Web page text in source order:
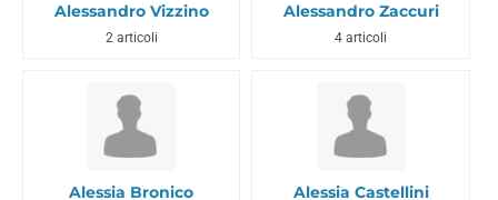
Alessandro Vizzino
2 articoli
Alessandro Zaccuri
4 articoli
Alessia Bronico Alessia Castellini